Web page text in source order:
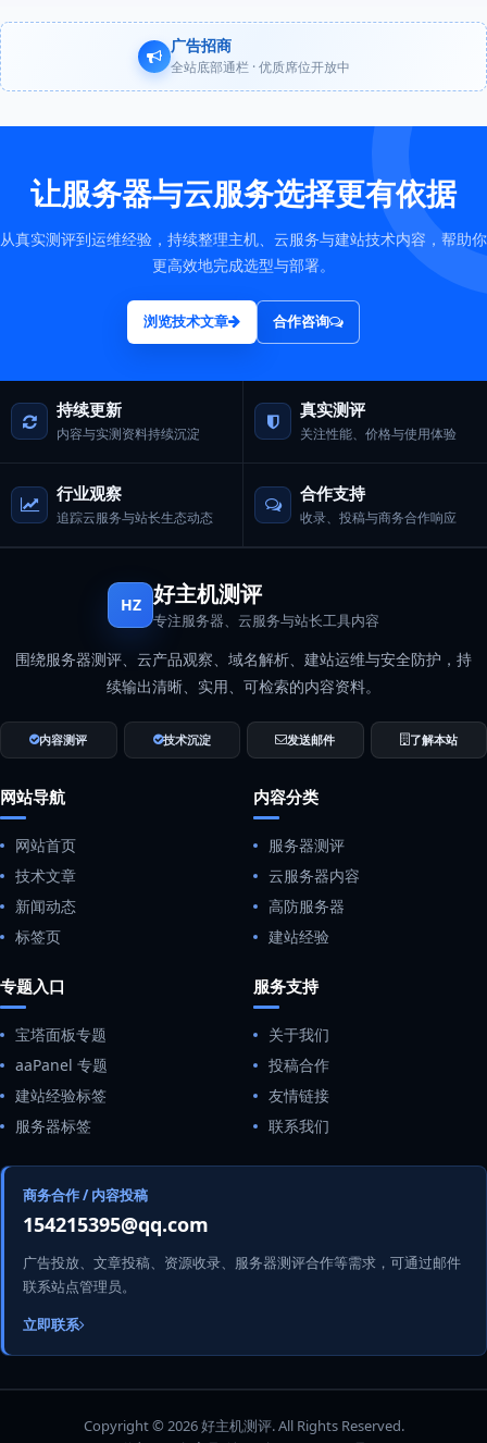
广告招商
全站底部通栏 · 优质席位开放中
让服务器与云服务选择更有依据
从真实测评到运维经验，持续整理主机、云服务与建站技术内容，帮助你
更高效地完成选型与部署。
浏览技术文章 合作咨询
持续更新
内容与实测资料持续沉淀
真实测评
关注性能、价格与使用体验
行业观察
追踪云服务与站长生态动态
合作支持
收录、投稿与商务合作响应
HZ 好主机测评
专注服务器、云服务与站长工具内容
围绕服务器测评、云产品观察、域名解析、建站运维与安全防护，持
续输出清晰、实用、可检索的内容资料。
内容测评 技术沉淀 发送邮件 了解本站
网站导航
网站首页
技术文章
新闻动态
标签页
内容分类
服务器测评
云服务器内容
高防服务器
建站经验
专题入口
宝塔面板专题
aaPanel 专题
建站经验标签
服务器标签
服务支持
关于我们
投稿合作
友情链接
联系我们
商务合作 / 内容投稿
154215395@qq.com
广告投放、文章投稿、资源收录、服务器测评合作等需求，可通过邮件
联系站点管理员。
立即联系
Copyright © 2026 好主机测评. All Rights Reserved.